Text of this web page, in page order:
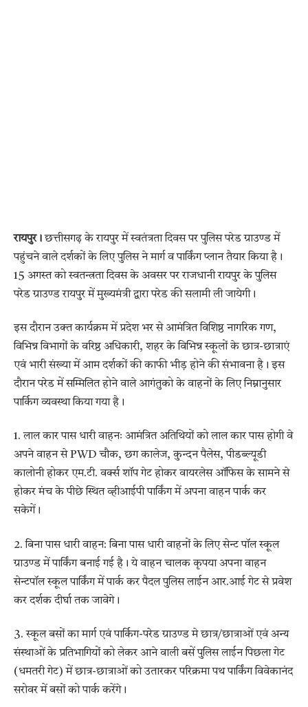
रायपुर।छत्तीसगढ़ के रायपुर में स्वतंत्रता दिवस पर पुलिस परेड ग्राउण्ड में
पहुंचने वाले दर्शकों के लिए पुलिस ने मार्ग व पार्किंग प्लान तैयार किया है।
15 अगस्त को स्वतन्त्रता दिवस के अवसर पर राजधानी रायपुर के पुलिस
परेड ग्राउण्ड रायपुर में मुख्यमंत्री द्वारा परेड की सलामी ली जायेगी।
इस दौरान उक्त कार्यक्रम में प्रदेश भर से आमंत्रित विशिष्ठ नागरिक गण,
विभिन्न विभागों के वरिष्ठ अधिकारी, शहर के विभिन्न स्कूलों के छात्र-छात्राएं
एवं भारी संख्या में आम दर्शकों की काफी भीड़ होने की संभावना है। इस
दौरान परेड में सम्मिलित होने वाले आगंतुको के वाहनों के लिए निम्नानुसार
पार्किग व्यवस्था किया गया है।
1. लाल कार पास धारी वाहनः आमंत्रित अतिथियों को लाल कार पास होगी वे
अपने वाहन से PWD चौक, छग कालेज, कुन्दन पैलेस, पीडब्ल्यूडी
कालोनी होकर एम.टी. वर्क्स शॉप गेट होकर वायरलेस ऑफिस के सामने से
होकर मंच के पीछे स्थित व्हीआईपी पार्किंग में अपना वाहन पार्क कर
सकेगें।
2. बिना पास धारी वाहन: बिना पास धारी वाहनों के लिए सेन्ट पॉल स्कूल
ग्राउण्ड में पार्किंग बनाई गई है। ये वाहन चालक कृपया अपना वाहन
सेन्टपॉल स्कूल पार्किंग में पार्क कर पैदल पुलिस लाईन आर.आई गेट से प्रवेश
कर दर्शक दीर्घा तक जावेगे।
3. स्कूल बसों का मार्ग एवं पार्किग-परेड ग्राउण्ड मे छात्र/छात्राओं एवं अन्य
संस्थाओं के प्रतिभागियों को लेकर आने वाली बसें पुलिस लाईन पिछला गेट
(धमतरी गेट) में छात्र-छात्राओं को उतारकर परिक्रमा पथ पार्किंग विवेकानंद
सरोवर में बसों को पार्क करेंगे।